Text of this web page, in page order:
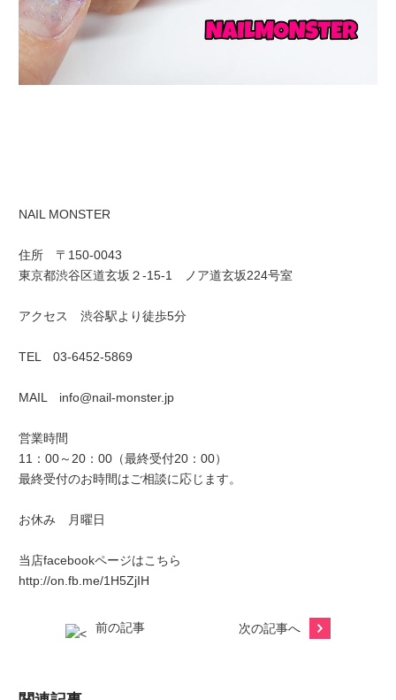
NAIL MONSTER
住所 〒150-0043
東京都渋谷区道玄坂２-15-1 ノア道玄坂224号室
アクセス 渋谷駅より徒歩5分
TEL 03-6452-5869
MAIL info@nail-monster.jp
営業時間
11：00～20：00（最終受付20：00）
最終受付のお時間はご相談に応じます。
お休み 月曜日
当店facebookページはこちら
http://on.fb.me/1H5ZjIH
前の記事 次の記事へ